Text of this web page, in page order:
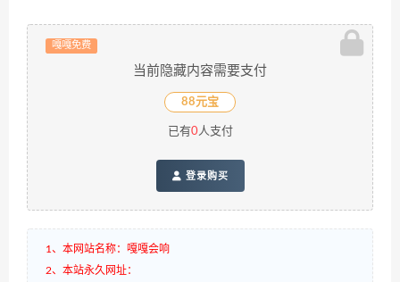
嘎嘎免费
当前隐藏内容需要支付
88元宝
已有0人支付
登录购买
1、本网站名称：嘎嘎会响
2、本站永久网址：